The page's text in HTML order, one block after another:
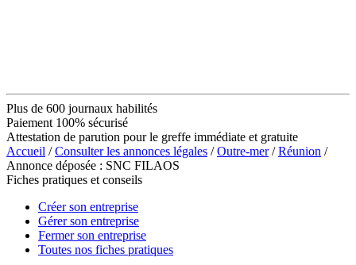
Plus de 600 journaux habilités
Paiement 100% sécurisé
Attestation de parution pour le greffe immédiate et gratuite
Accueil /Consulter les annonces légales /Outre-mer/Réunion /
Annonce déposée : SNC FILAOS
Fiches pratiques et conseils
Créer son entreprise
Gérer son entreprise
Fermer son entreprise
Toutes nos fiches pratiques